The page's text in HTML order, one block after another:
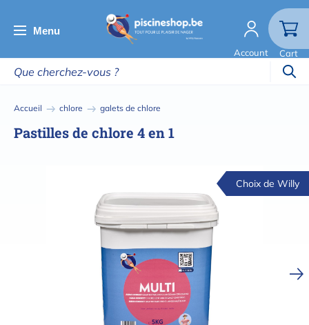
au
principal
Menu
Account Cart
Fil
Accueil chlore galets de chlore
Pastilles de chlore 4 en 1
Choix de Willy